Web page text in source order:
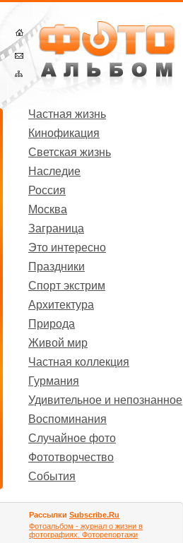
Частная жизнь
Кинофикация
Светская жизнь
Наследие
Россия
Москва
Заграница
Это интересно
Праздники
Спорт экстрим
Архитектура
Природа
Живой мир
Частная коллекция
Гурмания
Удивительное и непознанное
Воспоминания
Случайное фото
Фототворчество
События
Рассылки Subscribe.Ru
Фотоальбом - журнал о жизни в
фотографиях. Фоторепортажи